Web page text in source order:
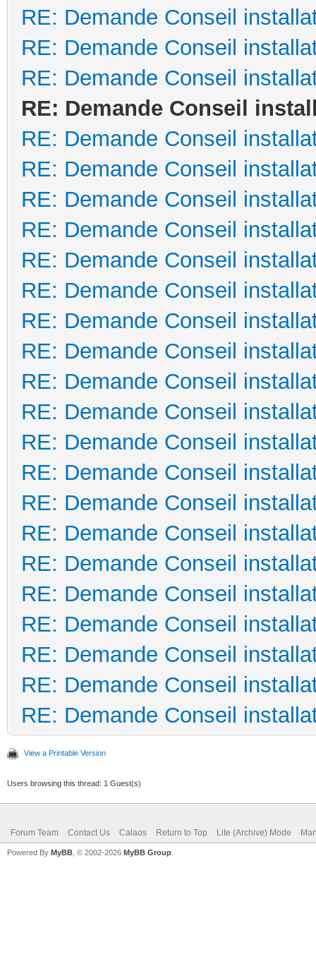
RE: Demande Conseil
RE: Demande Conseil
RE: Demande Conseil
RE: Demande Conseil
RE: Demande Conseil
RE: Demande Conseil
RE: Demande Conseil
RE: Demande Conseil
RE: Demande Conseil
RE: Demande Conseil
RE: Demande Conseil
RE: Demande Conseil
RE: Demande Conseil
RE: Demande Conseil
RE: Demande Conseil
RE: Demande Conseil
RE: Demande Conseil
RE: Demande Conseil
RE: Demande Conseil
RE: Demande Conseil
RE: Demande Conseil
RE: Demande Conseil
RE: Demande Conseil
RE: Demande Conseil
View a Printable Version
Users browsing this thread: 1 Guest(s)
Forum Team Contact Us Calaos Return to Top Lite (Archive) Mode
Powered By MyBB , © 2002-2026 MyBB Group